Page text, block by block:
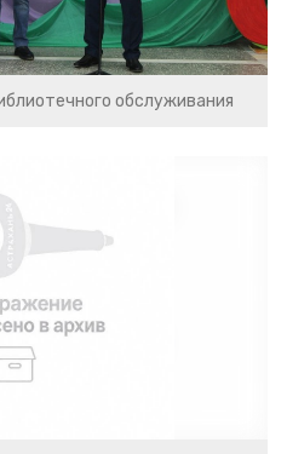
обслуживания